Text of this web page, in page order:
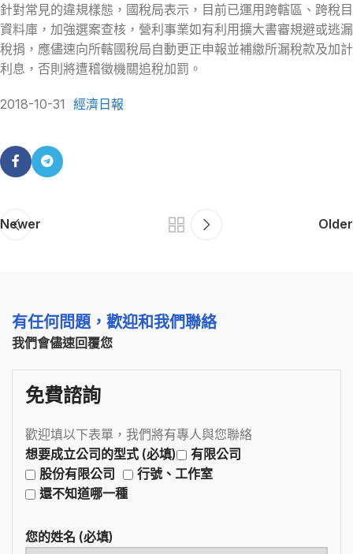
針對常見的違規樣態，國稅局表示，目前已運用跨轄區、跨稅目
資料庫，加強選案查核，營利事業如有利用擴大書審規避或逃漏
稅捐，應儘速向所轄國稅局自動更正申報並補繳所漏稅款及加計
利息，否則將遭稽徵機關追稅加罰。
2018-10-31 經濟日報
Newer Older
有任何問題，歡迎和我們聯絡
我們會儘速回覆您
免費諮詢
歡迎填以下表單，我們將有專人與您聯絡
想要成立公司的型式 (必填)
有限公司
股份有限公司
行號、工作室
還不知道哪一種
您的姓名 (必填)